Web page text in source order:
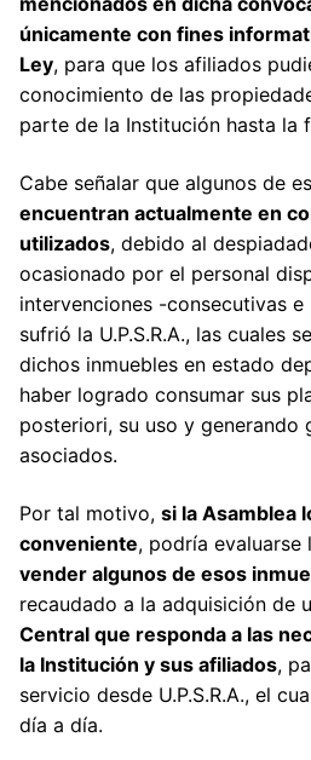
únicamente con fines
Ley, para que los afiliados
conocimiento de las
parte de la Institución hasta la
Cabe señalar que algunos de
encuentran actualmente en
utilizados, debido al
ocasionado por el personal
intervenciones -consecutivas
sufrió la U.P.S.R.A., las cuales
dichos inmuebles en estado
haber logrado consumar sus
posteriori, su uso y generando
asociados.
Por tal motivo, si la Asamblea
conveniente, podría evaluarse
vender algunos de esos
recaudado a la adquisición de
Central que responda a las
la Institución y sus afiliados,
servicio desde U.P.S.R.A., el
día a día.